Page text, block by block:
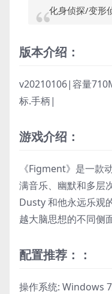
化身侦探/变形
版本介绍：
v20210106|容量
标.手柄|
游戏介绍：
《Figment》是一款
满音乐、幽默和多层
Dusty 和他永远乐观
越大脑思想的不同侧
配置推荐：：
操作系统: Windows